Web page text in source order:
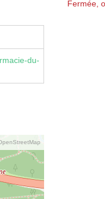
du-
Fermée,